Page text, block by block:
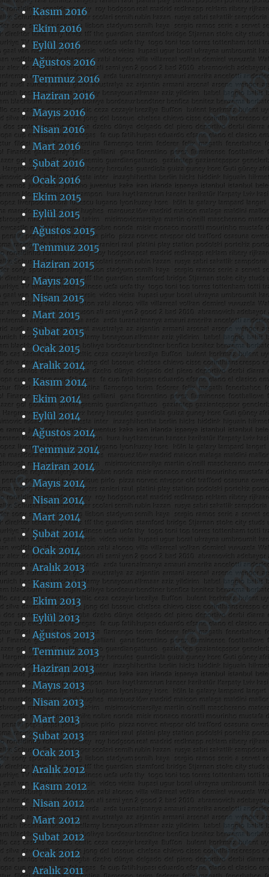
Kasım 2016
Ekim 2016
Eylül 2016
Ağustos 2016
Temmuz 2016
Haziran 2016
Mayıs 2016
Nisan 2016
Mart 2016
Şubat 2016
Ocak 2016
Ekim 2015
Eylül 2015
Ağustos 2015
Temmuz 2015
Haziran 2015
Mayıs 2015
Nisan 2015
Mart 2015
Şubat 2015
Ocak 2015
Aralık 2014
Kasım 2014
Ekim 2014
Eylül 2014
Ağustos 2014
Temmuz 2014
Haziran 2014
Mayıs 2014
Nisan 2014
Mart 2014
Şubat 2014
Ocak 2014
Aralık 2013
Kasım 2013
Ekim 2013
Eylül 2013
Ağustos 2013
Temmuz 2013
Haziran 2013
Mayıs 2013
Nisan 2013
Mart 2013
Şubat 2013
Ocak 2013
Aralık 2012
Kasım 2012
Nisan 2012
Mart 2012
Şubat 2012
Ocak 2012
Aralık 2011